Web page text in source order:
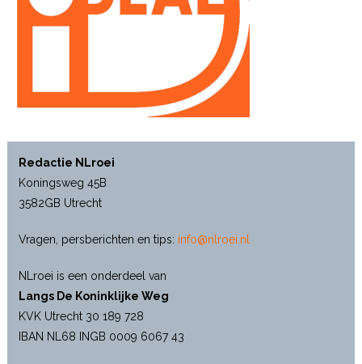
Redactie NLroei
Koningsweg 45B
3582GB Utrecht
Vragen, persberichten en tips: info@nlroei.nl
NLroei is een onderdeel van
Langs De Koninklijke Weg
KVK Utrecht 30 189 728
IBAN NL68 INGB 0009 6067 43